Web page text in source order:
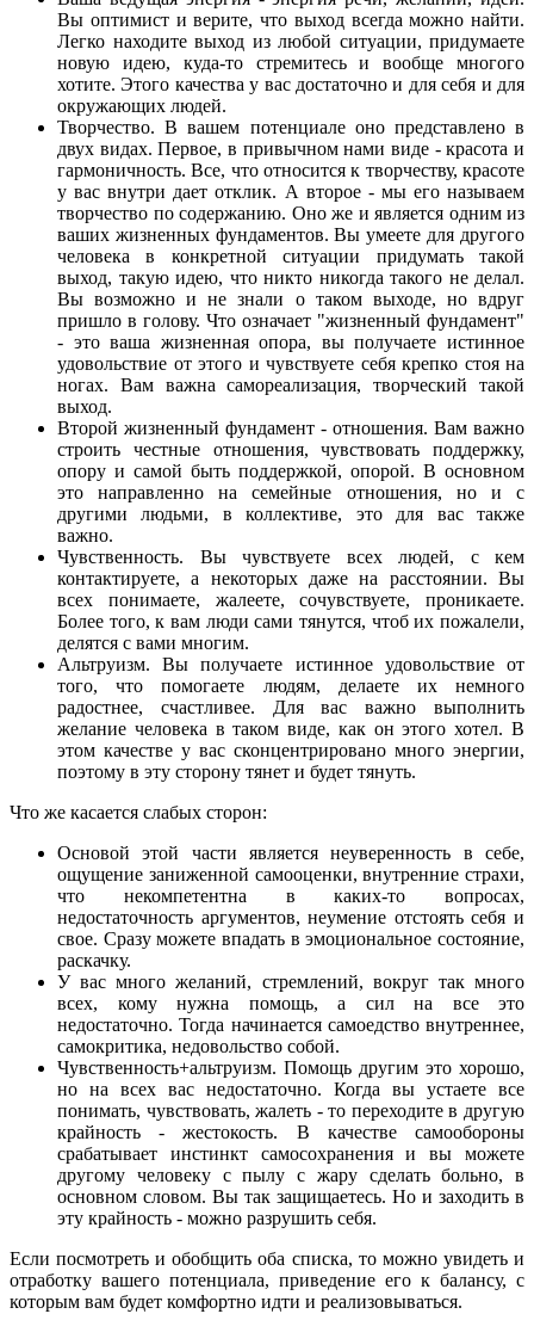
Вы оптимист и верите, что выход всегда можно найти.
Легко находите выход из любой ситуации, придумаете
новую идею, куда-то стремитесь и вообще многого
хотите. Этого качества у вас достаточно и для себя и для
окружающих людей.
Творчество. В вашем потенциале оно представлено в
двух видах. Первое, в привычном нами виде - красота и
гармоничность. Все, что относится к творчеству, красоте
у вас внутри дает отклик. А второе - мы его называем
творчество по содержанию. Оно же и является одним из
ваших жизненных фундаментов. Вы умеете для другого
человека в конкретной ситуации придумать такой
выход, такую идею, что никто никогда такого не делал.
Вы возможно и не знали о таком выходе, но вдруг
пришло в голову. Что означает "жизненный фундамент"
- это ваша жизненная опора, вы получаете истинное
удовольствие от этого и чувствуете себя крепко стоя на
ногах. Вам важна самореализация, творческий такой
выход.
Второй жизненный фундамент - отношения. Вам важно
строить честные отношения, чувствовать поддержку,
опору и самой быть поддержкой, опорой. В основном
это направленно на семейные отношения, но и с
другими людьми, в коллективе, это для вас также
важно.
Чувственность. Вы чувствуете всех людей, с кем
контактируете, а некоторых даже на расстоянии. Вы
всех понимаете, жалеете, сочувствуете, проникаете.
Более того, к вам люди сами тянутся, чтоб их пожалели,
делятся с вами многим.
Альтруизм. Вы получаете истинное удовольствие от
того, что помогаете людям, делаете их немного
радостнее, счастливее. Для вас важно выполнить
желание человека в таком виде, как он этого хотел. В
этом качестве у вас сконцентрировано много энергии,
поэтому в эту сторону тянет и будет тянуть.
Что же касается слабых сторон:
Основой этой части является неуверенность в себе,
ощущение заниженной самооценки, внутренние страхи,
что некомпетентна в каких-то вопросах,
недостаточность аргументов, неумение отстоять себя и
свое. Сразу можете впадать в эмоциональное состояние,
раскачку.
У вас много желаний, стремлений, вокруг так много
всех, кому нужна помощь, а сил на все это
недостаточно. Тогда начинается самоедство внутреннее,
самокритика, недовольство собой.
Чувственность+альтруизм. Помощь другим это хорошо,
но на всех вас недостаточно. Когда вы устаете все
понимать, чувствовать, жалеть - то переходите в другую
крайность - жестокость. В качестве самообороны
срабатывает инстинкт самосохранения и вы можете
другому человеку с пылу с жару сделать больно, в
основном словом. Вы так защищаетесь. Но и заходить в
эту крайность - можно разрушить себя.
Если посмотреть и обобщить оба списка, то можно увидеть и
отработку вашего потенциала, приведение его к балансу, с
которым вам будет комфортно идти и реализовываться.